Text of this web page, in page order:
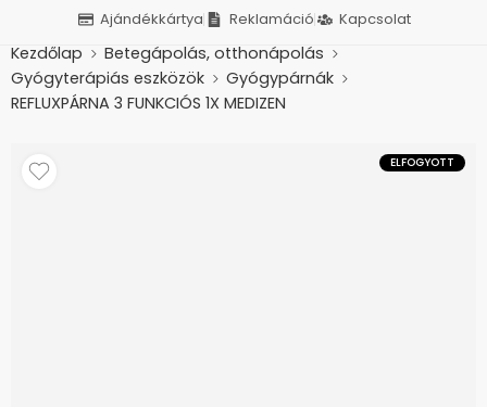
Ajándékkártya Reklamáció Kapcsolat
Kezdőlap
Betegápolás, otthonápolás
Gyógyterápiás eszközök
Gyógypárnák
REFLUXPÁRNA 3 FUNKCIÓS 1X MEDIZEN
ELFOGYOTT